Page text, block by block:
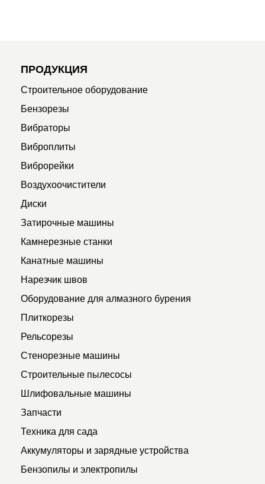
ПРОДУКЦИЯ
Строительное оборудование
Бензорезы
Вибраторы
Виброплиты
Виброрейки
Воздухоочистители
Диски
Затирочные машины
Камнерезные станки
Канатные машины
Нарезчик швов
Оборудование для алмазного бурения
Плиткорезы
Рельсорезы
Стенорезные машины
Строительные пылесосы
Шлифовальные машины
Запчасти
Техника для сада
Аккумуляторы и зарядные устройства
Бензопилы и электропилы